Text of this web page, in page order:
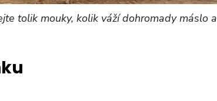
tolik mouky, kolik váží dohromady máslo a